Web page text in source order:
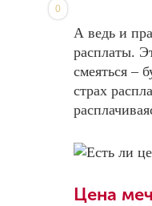
0
А ведь и
расплаты.
смеяться –
страх
Цена